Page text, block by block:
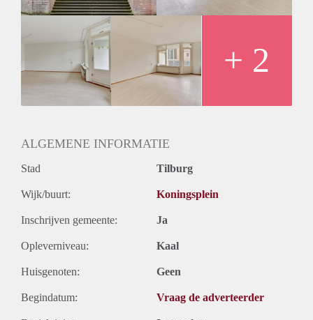
Oplevering
+ 2
ALGEMENE INFORMATIE
Stad Tilburg
Wijk/buurt: Koningsplein
Inschrijven gemeente: Ja
Opleverniveau: Kaal
Huisgenoten: Geen
Begindatum: Vraag de adverteerder